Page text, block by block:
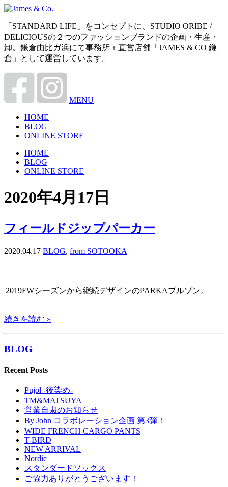
「STANDARD LIFE」をコンセプトに、STUDIO ORIBE /
DELICIOUSの２つのファッションブランドの企画・生産・
卸。鎌倉由比ガ浜にて事務所＋直営店舗「JAMES & CO 鎌
倉」として運営しています。
MENU
HOME
BLOG
ONLINE STORE
HOME
BLOG
ONLINE STORE
2020年4月17日
フィールドジップパーカー
2020.04.17 BLOG, from SOTOOKA
2019FWシーズンから継続デザインのPARKAブルゾン。
続きを読む »
BLOG
Recent Posts
Pujol -後染め-
TM&MATSUYA
営業自粛のお知らせ
By John コラボレーション企画 第3弾！
WIDE FRENCH CARGO PANTS
T-BIRD
NEW ARRIVAL
Nordic
スタンダードソックス
ご協力ありがとうございます！